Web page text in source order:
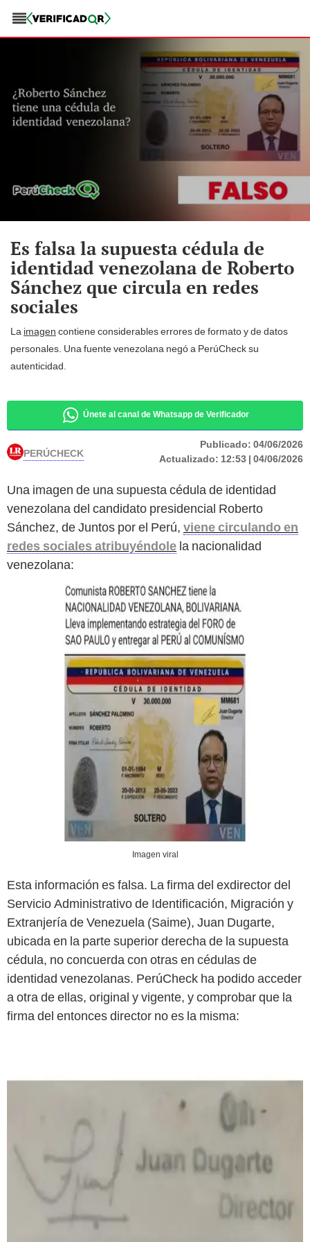
Es falsa la supuesta cédula de
identidad venezolana de Roberto
Sánchez que circula en redes
sociales
La imagen contiene considerables errores de formato y de datos
personales. Una fuente venezolana negó a PerúCheck su
autenticidad.
Únete al canal de Whatsapp de Verificador
PERÚCHECK Publicado: 04/06/2026
Actualizado: 12:53 | 04/06/2026
Una imagen de una supuesta cédula de identidad
venezolana del candidato presidencial Roberto
Sánchez, de Juntos por el Perú, viene circulando en
redes sociales atribuyéndole la nacionalidad
venezolana:
Imagen viral
Esta información es falsa. La firma del exdirector del
Servicio Administrativo de Identificación, Migración y
Extranjería de Venezuela (Saime), Juan Dugarte,
ubicada en la parte superior derecha de la supuesta
cédula, no concuerda con otras en cédulas de
identidad venezolanas. PerúCheck ha podido acceder
a otra de ellas, original y vigente, y comprobar que la
firma del entonces director no es la misma: